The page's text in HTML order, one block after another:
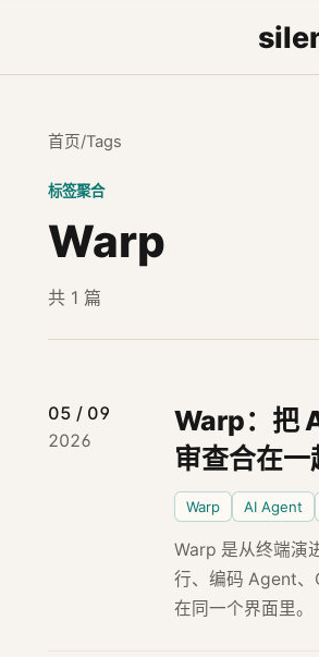
首页/Tags
标签聚合
Warp
共 1 篇
05 / 09
2026
Warp：把
审查合在
Warp AI Agent
Warp 是从终端演
行、编码 Agent
在同一个界面里。